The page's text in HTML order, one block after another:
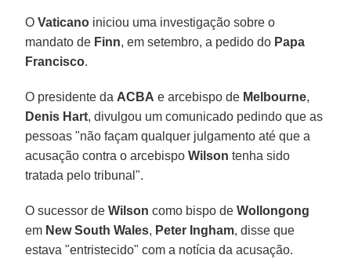
OVaticano iniciou uma investigação sobre o
mandato de Finn, em setembro, a pedido do Papa
Francisco.
O presidente da ACBA e arcebispo de Melbourne,
Denis Hart, divulgou um comunicado pedindo que as
pessoas "não façam qualquer julgamento até que a
acusação contra o arcebispoWilson tenha sido
tratada pelo tribunal".
O sucessor deWilson como bispo deWollongong
em New South Wales, Peter Ingham, disse que
estava "entristecido" com a notícia da acusação.